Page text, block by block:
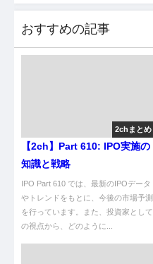
おすすめの記事
2chまとめ
【2ch】Part 610: IPO実施の
知識と戦略
IPO Part 610 では、最新のIPOデータ
やトレンドをもとに、今後の市場予測
を行っています。また、投資家として
の視点から、どのように...